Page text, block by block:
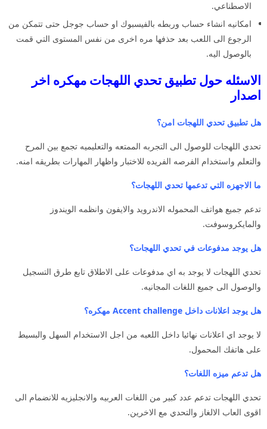
الاصطناعي.
امكانيه انشاء حساب وربطه بالفيسبوك او حساب جوجل حتى تتمكن من
الرجوع الى اللعب بعد حذفها مره اخرى من نفس المستوى التي قمت
بالوصول اليه.
الاسئله حول تطبيق تحدي اللهجات مهكره اخر
اصدار
هل تطبيق تحدي اللهجات امن؟
تحدي اللهجات للوصول الى التجربه الممتعه والتعليميه تجمع بين المرح
والتعلم واستخدام الفرصه الفريده للاختبار واظهار المهارات بطريقه امنه.
ما الاجهزه التي تدعمها تحدي اللهجات؟
تدعم جميع هواتف المحموله الاندرويد والايفون وانظمه الويندوز
والمايكروسوفت.
هل يوجد مدفوعات في تحدي اللهجات؟
تحدي اللهجات لا يوجد به اي مدفوعات على الاطلاق تابع طرق التسجيل
والوصول الى جميع اللغات المجانيه.
هل يوجد اعلانات داخل Accent challenge مهكره؟
لا يوجد اي اعلانات نهائيا داخل اللعبه من اجل الاستخدام السهل والبسيط
على هاتفك المحمول.
هل تدعم ميزه اللغات؟
تحدي اللهجات تدعم عدد كبير من اللغات العربيه والانجليزيه للانضمام الى
اقوى العاب الالغاز والتحدي مع الاخرين.